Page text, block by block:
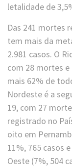
letalidade de
Das 241 mortes
tem mais da
2.981 casos. O
com 28 mortes
mais 62% de
Nordeste é a
19, com 27
registrado no
oito em
11%, 765 casos
Oeste (7%, 504